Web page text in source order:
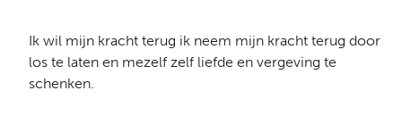
Ik wil mijn kracht terug ik neem mijn kracht terug door
los te laten en mezelf zelf liefde en vergeving te
schenken.